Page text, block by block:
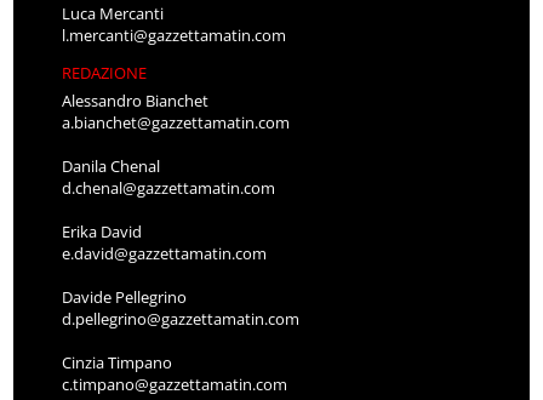
Luca Mercanti
l.mercanti@gazzettamatin.com
REDAZIONE
Alessandro Bianchet
a.bianchet@gazzettamatin.com
Danila Chenal
d.chenal@gazzettamatin.com
Erika David
e.david@gazzettamatin.com
Davide Pellegrino
d.pellegrino@gazzettamatin.com
Cinzia Timpano
c.timpano@gazzettamatin.com